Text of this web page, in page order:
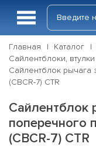
Главная Каталог
Сайлентблоки,
Сайлентблок
(CBCR-7) CTR
Сайлентблок
поперечного
(CBCR-7) CTR